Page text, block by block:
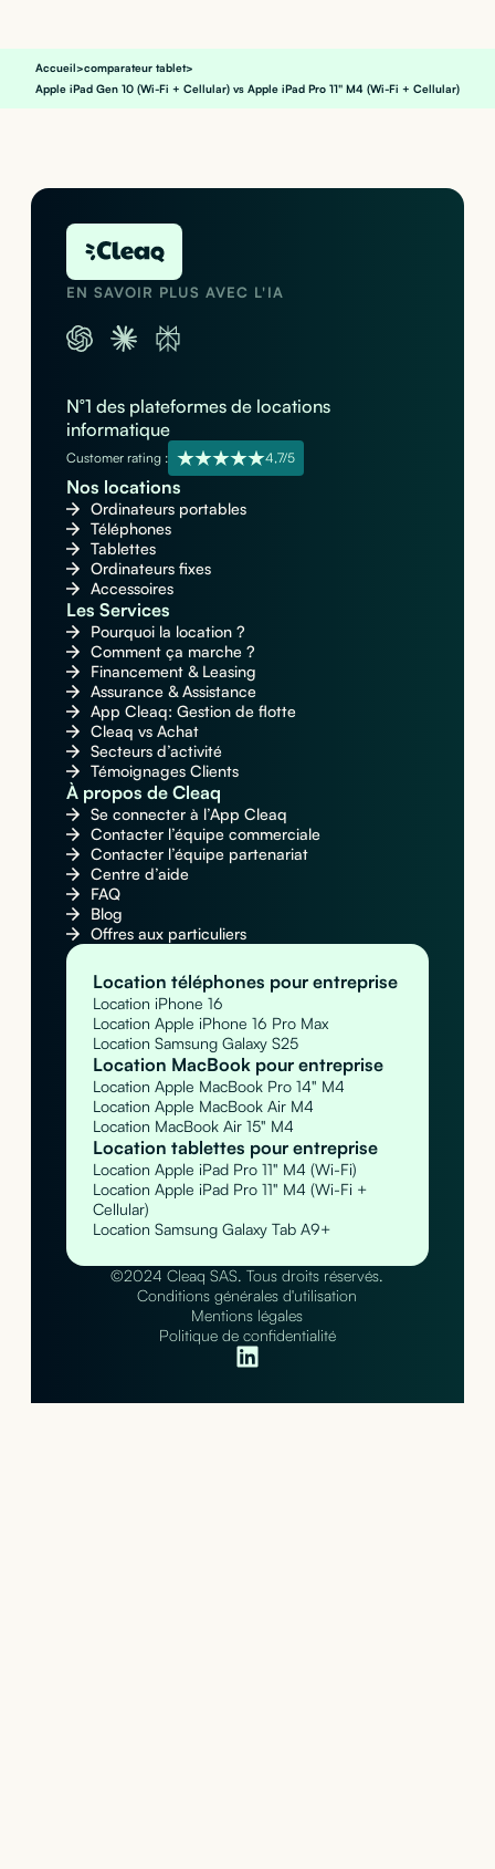
Accueil>comparateur tablet>
Apple iPad Gen 10 (Wi-Fi + Cellular) vs Apple iPad Pro 11" M4 (Wi-Fi + Cellular)
EN SAVOIR PLUS AVEC L'IA
N°1 des plateformes de locations
informatique
Customer rating : 4,7/5
Nos locations
Ordinateurs portables
Téléphones
Tablettes
Ordinateurs fixes
Accessoires
Les Services
Pourquoi la location ?
Comment ça marche ?
Financement & Leasing
Assurance & Assistance
App Cleaq: Gestion de flotte
Cleaq vs Achat
Secteurs d’activité
Témoignages Clients
À propos de Cleaq
Se connecter à l’App Cleaq
Contacter l’équipe commerciale
Contacter l’équipe partenariat
Centre d’aide
FAQ
Blog
Offres aux particuliers
Location téléphones pour entreprise
Location iPhone 16
Location Apple iPhone 16 Pro Max
Location Samsung Galaxy S25
Location MacBook pour entreprise
Location Apple MacBook Pro 14" M4
Location Apple MacBook Air M4
Location MacBook Air 15" M4
Location tablettes pour entreprise
Location Apple iPad Pro 11" M4 (Wi-Fi)
Location Apple iPad Pro 11" M4 (Wi-Fi +
Cellular)
Location Samsung Galaxy Tab A9+
©2024 Cleaq SAS. Tous droits réservés.
Conditions générales d'utilisation
Mentions légales
Politique de confidentialité